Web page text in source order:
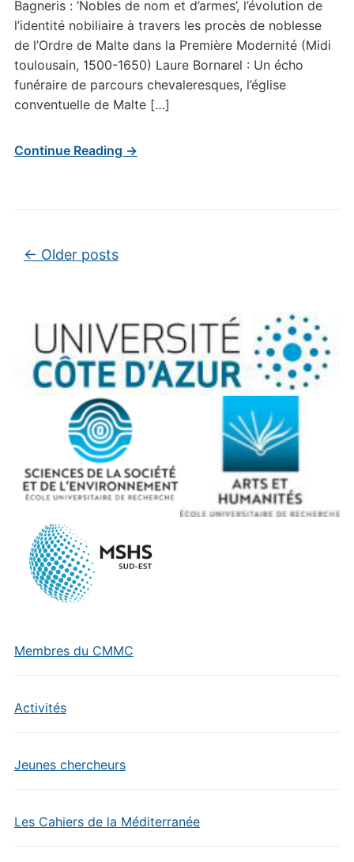
Membres du CMMC
Activités
Jeunes chercheurs
Les Cahiers de la Méditerranée
Bagneris : ‘Nobles de nom et d’armes’, l’évolution de
l’identité nobiliaire à travers les procès de noblesse
de l’Ordre de Malte dans la Première Modernité (Midi
toulousain, 1500-1650) Laure Bornarel : Un écho
funéraire de parcours chevaleresques, l’église
conventuelle de Malte […]
Continue Reading →
Post navigation
← Older posts